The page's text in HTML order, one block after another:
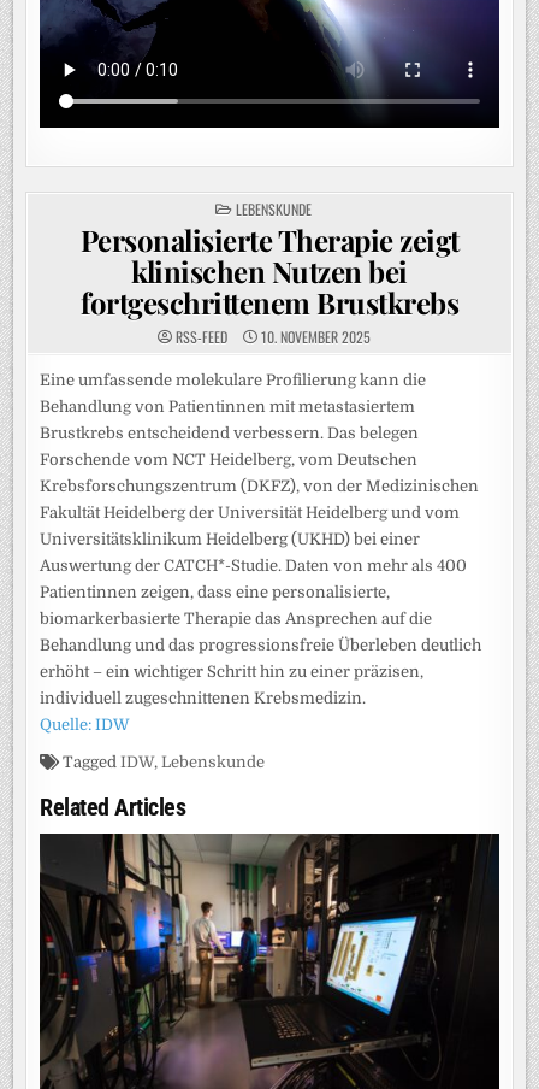
POSTED
IN
LEBENSKUNDE
Personalisierte Therapie zeigt
klinischen Nutzen bei
fortgeschrittenem Brustkrebs
RSS-FEED 10. NOVEMBER 2025
Eine umfassende molekulare Profilierung kann die
Behandlung von Patientinnen mit metastasiertem
Brustkrebs entscheidend verbessern. Das belegen
Forschende vom NCT Heidelberg, vom Deutschen
Krebsforschungszentrum (DKFZ), von der Medizinischen
Fakultät Heidelberg der Universität Heidelberg und vom
Universitätsklinikum Heidelberg (UKHD) bei einer
Auswertung der CATCH*-Studie. Daten von mehr als 400
Patientinnen zeigen, dass eine personalisierte,
biomarkerbasierte Therapie das Ansprechen auf die
Behandlung und das progressionsfreie Überleben deutlich
erhöht – ein wichtiger Schritt hin zu einer präzisen,
individuell zugeschnittenen Krebsmedizin.
Quelle: IDW
TaggedIDW,Lebenskunde
Related Articles